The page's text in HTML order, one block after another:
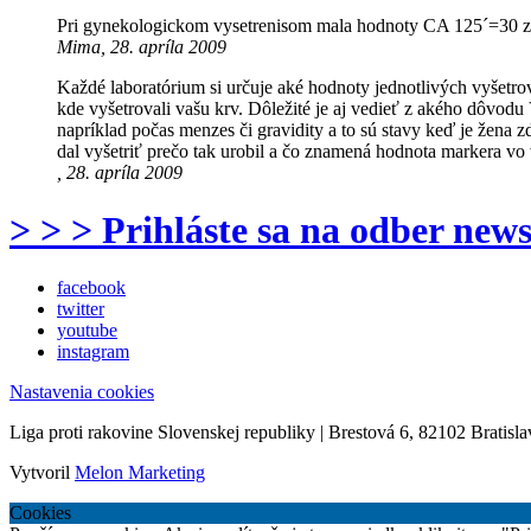
Pri gynekologickom vysetrenisom mala hodnoty CA 125´=30
Mima, 28. apríla 2009
Každé laboratórium si určuje aké hodnoty jednotlivých
kde vyšetrovali vašu krv. Dôležité je aj vedieť z akého
napríklad počas menzes či gravidity a to sú stavy keď je žena
dal vyšetriť prečo tak urobil a čo znamená hodnota markera
, 28. apríla 2009
> > > Prihláste sa na odber
facebook
twitter
youtube
instagram
Nastavenia cookies
Liga proti rakovine Slovenskej republiky | Brestová 6, 82102
Vytvoril Melon Marketing
Cookies